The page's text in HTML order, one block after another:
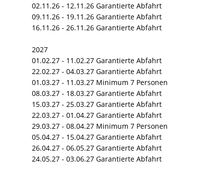
02.11.26 - 12.11.26 Garantierte Abfahrt
09.11.26 - 19.11.26 Garantierte Abfahrt
16.11.26 - 26.11.26 Garantierte Abfahrt
2027
01.02.27 - 11.02.27 Garantierte Abfahrt
22.02.27 - 04.03.27 Garantierte Abfahrt
01.03.27 - 11.03.27 Minimum 7 Personen
08.03.27 - 18.03.27 Garantierte Abfahrt
15.03.27 - 25.03.27 Garantierte Abfahrt
22.03.27 - 01.04.27 Garantierte Abfahrt
29.03.27 - 08.04.27 Minimum 7 Personen
05.04.27 - 15.04.27 Garantierte Abfahrt
26.04.27 - 06.05.27 Garantierte Abfahrt
24.05.27 - 03.06.27 Garantierte Abfahrt